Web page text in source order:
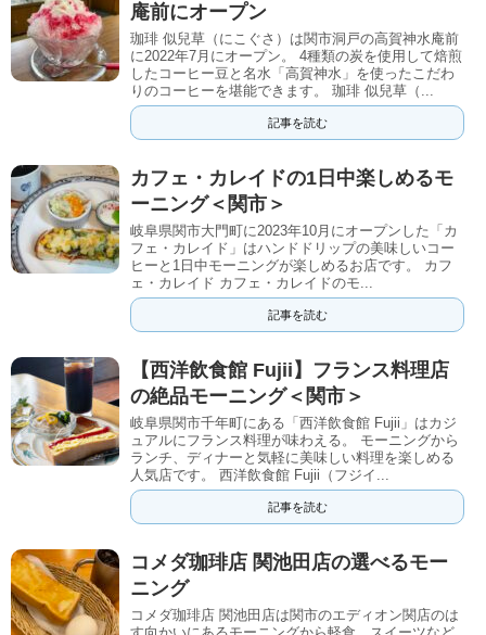
庵前にオープン
珈琲 似兒草（にこぐさ）は関市洞戸の高賀神水庵前
に2022年7月にオープン。 4種類の炭を使用して焙煎
したコーヒー豆と名水「高賀神水」を使ったこだわ
りのコーヒーを堪能できます。 珈琲 似兒草（...
記事を読む
カフェ・カレイドの1日中楽しめるモ
ーニング＜関市＞
岐阜県関市大門町に2023年10月にオープンした「カ
フェ・カレイド」はハンドドリップの美味しいコー
ヒーと1日中モーニングが楽しめるお店です。 カフ
ェ・カレイド カフェ・カレイドのモ...
記事を読む
【西洋飲食館 Fujii】フランス料理店
の絶品モーニング＜関市＞
岐阜県関市千年町にある「西洋飲食館 Fujii」はカジ
ュアルにフランス料理が味わえる。 モーニングから
ランチ、ディナーと気軽に美味しい料理を楽しめる
人気店です。 西洋飲食館 Fujii（フジイ...
記事を読む
コメダ珈琲店 関池田店の選べるモー
ニング
コメダ珈琲店 関池田店は関市のエディオン関店のは